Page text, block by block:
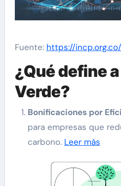
Fuente: https://incp.org.co/
¿Qué define
Verde?
Bonificaciones por
para empresas que
carbono. Leer más